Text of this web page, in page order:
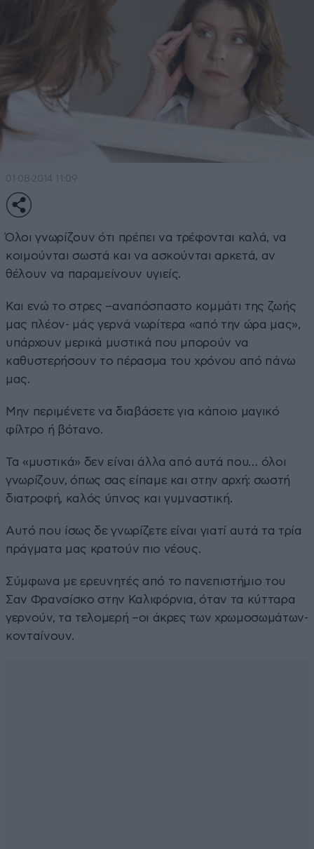
01·08·2014 11:09
Όλοι γνωρίζουν ότι πρέπει να τρέφονται καλά, να
κοιμούνται σωστά και να ασκούνται αρκετά, αν
θέλουν να παραμείνουν υγιείς.
Και ενώ το στρες –αναπόσπαστο κομμάτι της ζωής
μας πλέον- μάς γερνά νωρίτερα «από την ώρα μας»,
υπάρχουν μερικά μυστικά που μπορούν να
καθυστερήσουν το πέρασμα του χρόνου από πάνω
μας.
Μην περιμένετε να διαβάσετε για κάποιο μαγικό
φίλτρο ή βότανο.
Τα «μυστικά» δεν είναι άλλα από αυτά που… όλοι
γνωρίζουν, όπως σας είπαμε και στην αρχή: σωστή
διατροφή, καλός ύπνος και γυμναστική.
Αυτό που ίσως δε γνωρίζετε είναι γιατί αυτά τα τρία
πράγματα μας κρατούν πιο νέους.
Σύμφωνα με ερευνητές από το πανεπιστήμιο του
Σαν Φρανσίσκο στην Καλιφόρνια, όταν τα κύτταρα
γερνούν, τα τελομερή –οι άκρες των χρωμοσωμάτων-
κονταίνουν.